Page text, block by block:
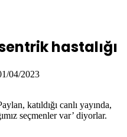
hastalığı
04/2023
katıldığı canlı yayında,
seçmenler var’ diyorlar.